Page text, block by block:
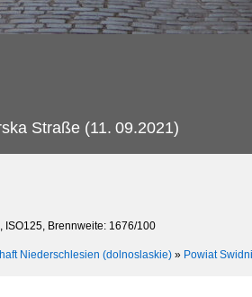
Straße (11. 09.2021)
ISO125, Brennweite: 1676/100
Niederschlesien (dolnoslaskie) » Powiat